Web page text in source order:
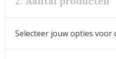
Selecteer jouw opties voor